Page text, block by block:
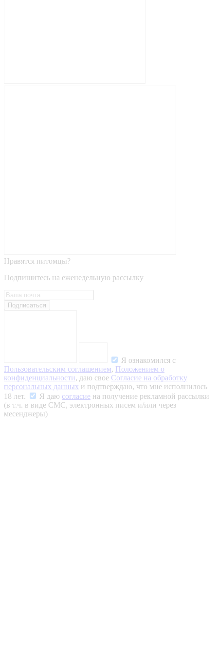
Нравятся питомцы?
Подпишитесь на еженедельную рассылку
Подписаться
Я ознакомился с
Пользовательским соглашением, Положением о
конфиденциальности, даю свое Согласие на обработку
персональных данных и подтверждаю, что мне исполнилось
18 лет.
Я даю согласие на получение рекламной рассылки
(в т.ч. в виде СМС, электронных писем и/или через
месенджеры)